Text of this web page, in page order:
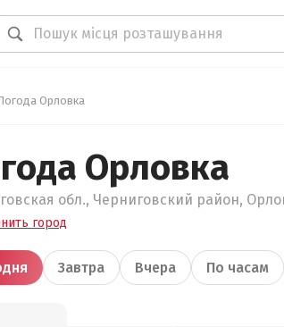
Орловка
Орловка
обл., Черниговский район,
город
Завтра Вчера По часам